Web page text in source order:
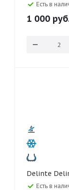
Есть в
1 000
Есть в